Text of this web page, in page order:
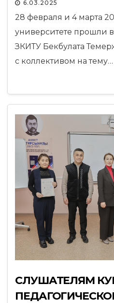
6.03.2025
28 февраля и 4 марта
университете прошли
ЗКИТУ Бекбулата
с коллективом на тему…
СЛУШАТЕЛЯМ